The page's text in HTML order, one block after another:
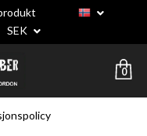
SEK
0